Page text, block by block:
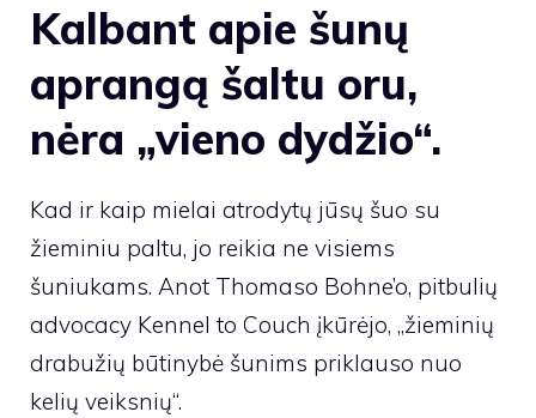
Kalbant apie šunų
aprangą šaltu oru,
nėra „vieno dydžio“.
Kad ir kaip mielai atrodytų jūsų šuo su
žieminiu paltu, jo reikia ne visiems
šuniukams. Anot Thomaso Bohne’o, pitbulių
advocacy Kennel to Couch įkūrėjo, „žieminių
drabužių būtinybė šunims priklauso nuo
kelių veiksnių“.